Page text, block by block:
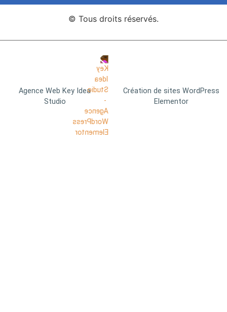
© Tous droits réservés.
Agence Web Key Idea
Studio
Création de sites WordPress
Elementor